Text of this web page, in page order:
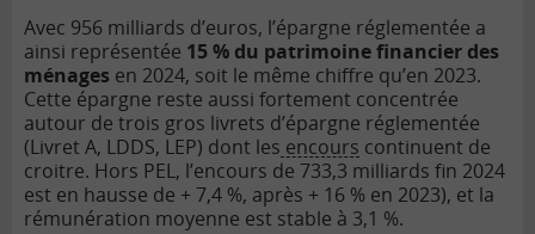
Avec 956 milliards d’euros, l’épargne réglementée a
ainsi représentée 15 % du patrimoine financier des
ménages en 2024, soit le même chiffre qu’en 2023.
Cette épargne reste aussi fortement concentrée
autour de trois gros livrets d’épargne réglementée
(Livret A, LDDS, LEP) dont les encours continuent de
croitre. Hors PEL, l’encours de 733,3 milliards fin 2024
est en hausse de + 7,4 %, après + 16 % en 2023), et la
rémunération moyenne est stable à 3,1 %.